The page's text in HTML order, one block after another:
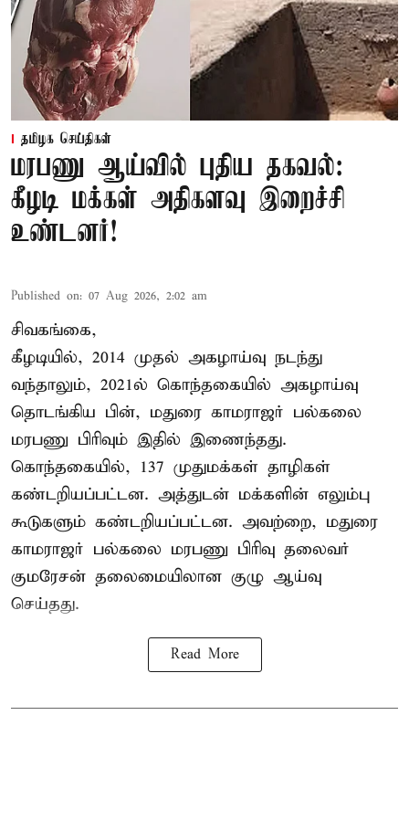
தமிழக செய்திகள்
மரபணு ஆய்வில் புதிய தகவல்:
கீழடி மக்கள் அதிகளவு இறைச்சி
உண்டனர்!
Published on: 07 Aug 2026, 2:02 am
சிவகங்கை,
கீழடியில், 2014 முதல் அகழாய்வு நடந்து
வந்தாலும், 2021ல் கொந்தகையில் அகழாய்வு
தொடங்கிய பின், மதுரை காமராஜர் பல்கலை
மரபணு பிரிவும் இதில் இணைந்தது.
கொந்தகையில், 137 முதுமக்கள் தாழிகள்
கண்டறியப்பட்டன. அத்துடன் மக்களின் எலும்பு
கூடுகளும் கண்டறியப்பட்டன. அவற்றை, மதுரை
காமராஜர் பல்கலை மரபணு பிரிவு தலைவர்
குமரேசன் தலைமையிலான குழு ஆய்வு
செய்தது.
Read More